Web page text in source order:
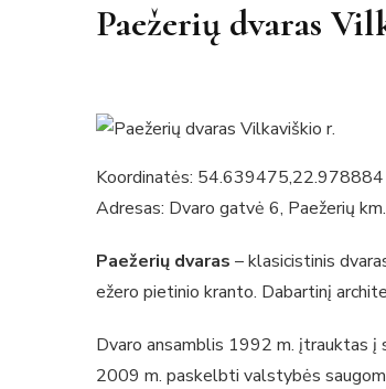
Paežerių dvaras
Koordinatės: 54.639475,22.978884
Adresas: Dvaro gatvė 6, Paežerių km.
Paežerių dvaras – klasicistinis
ežero pietinio kranto. Dabartinį
Dvaro ansamblis 1992 m. įtrauktas į
2009 m. paskelbti valstybės